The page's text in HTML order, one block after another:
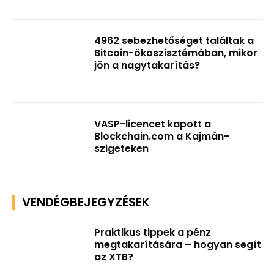
4962 sebezhetőséget találtak a
Bitcoin-ökoszisztémában, mikor
jön a nagytakarítás?
VASP-licencet kapott a
Blockchain.com a Kajmán-
szigeteken
VENDÉGBEJEGYZÉSEK
Praktikus tippek a pénz
megtakarítására – hogyan segít
az XTB?